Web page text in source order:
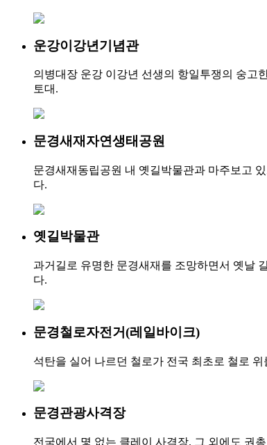
운강이강년기념관
의병대장 운강 이강년 선생의 항일투쟁의 숭고
토대.
문경새재자연생태공원
문경새재동립공원 내 옛길박물관과 마주보고
다.
옛길박물관
과거길로 유명한 문경새재를 조망하면서 옛날
다.
문경철로자전거(레일바이크)
석탄을 실어 나르던 철로가 전국 최초로 철로
문경관광사격장
전국에서 몇 없는 클레이 사격장. 그 외에도 권